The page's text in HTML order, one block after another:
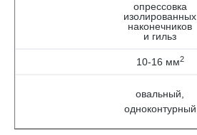
опрессовка
изолированных
наконечников
и гильз
10-16 мм2
овальный,
одноконтурный